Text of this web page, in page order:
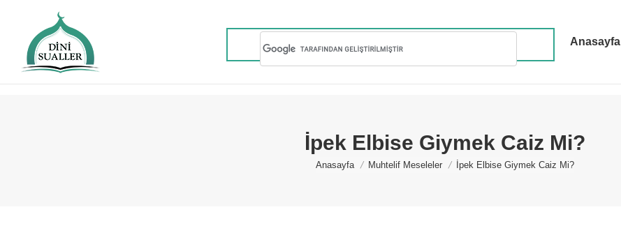
Anasayfa
İpek Elbise Giymek Caiz Mi?
You are here:
Anasayfa Muhtelif Meseleler İpek Elbise Giymek Caiz Mi?